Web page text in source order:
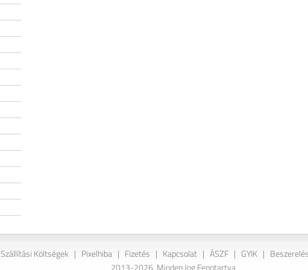
Szállítási Költségek | Pixelhiba | Fizetés | Kapcsolat | ÁSZF | GYIK |
2013-2026. Minden Jog Fenntartva